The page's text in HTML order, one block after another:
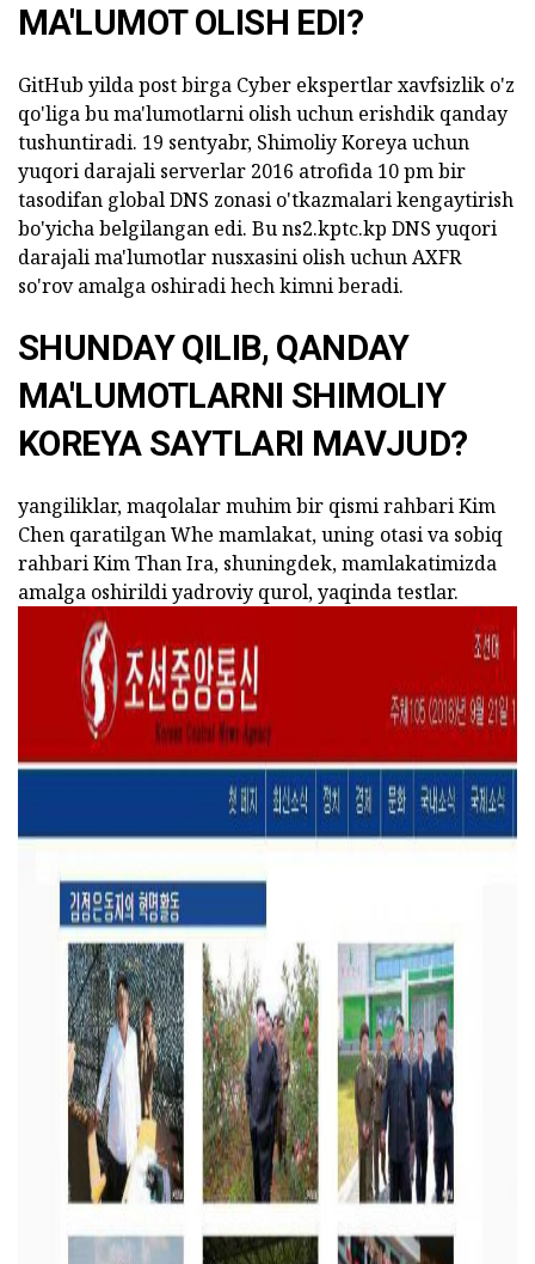
MA'LUMOT OLISH EDI?
GitHub yilda post birga Cyber ekspertlar xavfsizlik o'z
qo'liga bu ma'lumotlarni olish uchun erishdik qanday
tushuntiradi. 19 sentyabr, Shimoliy Koreya uchun
yuqori darajali serverlar 2016 atrofida 10 pm bir
tasodifan global DNS zonasi o'tkazmalari kengaytirish
bo'yicha belgilangan edi. Bu ns2.kptc.kp DNS yuqori
darajali ma'lumotlar nusxasini olish uchun AXFR
so'rov amalga oshiradi hech kimni beradi.
SHUNDAY QILIB, QANDAY
MA'LUMOTLARNI SHIMOLIY
KOREYA SAYTLARI MAVJUD?
yangiliklar, maqolalar muhim bir qismi rahbari Kim
Chen qaratilgan Whe mamlakat, uning otasi va sobiq
rahbari Kim Than Ira, shuningdek, mamlakatimizda
amalga oshirildi yadroviy qurol, yaqinda testlar.